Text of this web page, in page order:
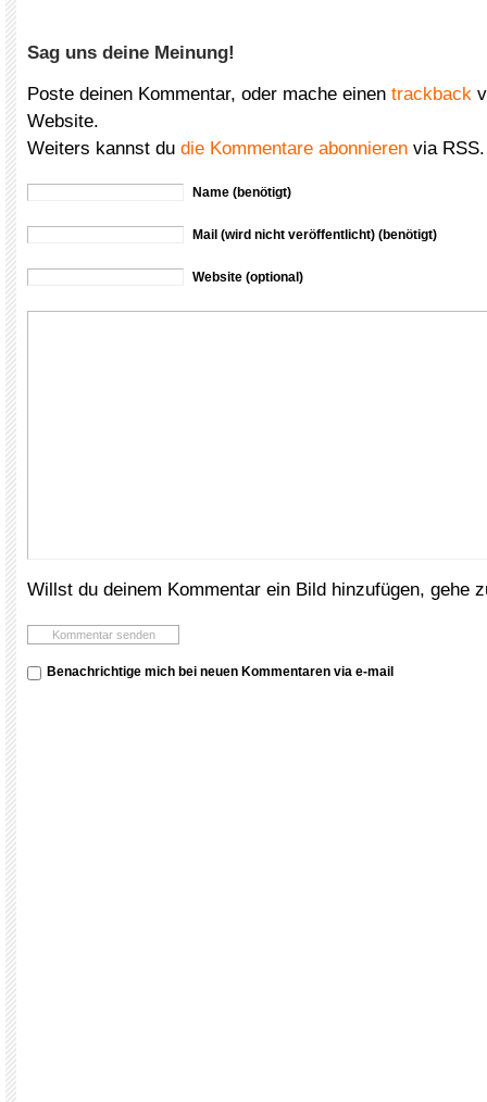
Sag uns deine Meinung!
Poste deinen Kommentar, oder mache einen trackback
Website.
Weiters kannst du die Kommentare abonnieren via RSS.
Name (benötigt)
Mail (wird nicht veröffentlicht) (benötigt)
Website (optional)
Willst du deinem Kommentar ein Bild hinzufügen, gehe
Benachrichtige mich bei neuen Kommentaren via e-mail